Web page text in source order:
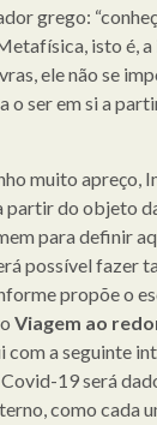
grego:
isto é,
ele não se
o ser em si a
muito apreço,
do objeto
para definir
possível fazer
propõe o
Viagem ao
com a seguinte
19 será
como cada